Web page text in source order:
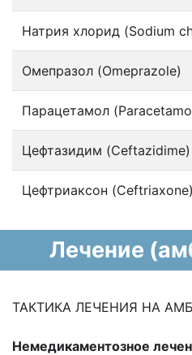
Натрия хлорид (Sodium
Омепразол (Omeprazole)
Парацетамол
Цефтазидим (Ceftazidime)
Цефтриаксон (Ceftriaxone)
Лечение
ТАКТИКА ЛЕЧЕНИЯ НА
Немедикаментозное